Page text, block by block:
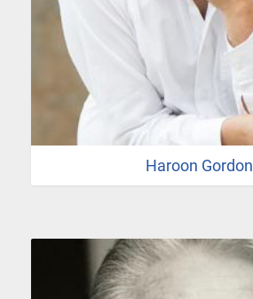
Haroon Gordon